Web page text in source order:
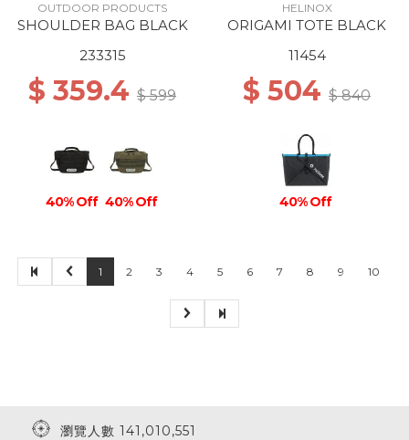
OUTDOOR PRODUCTS
SHOULDER BAG BLACK
233315
$ 359.4 $ 599
40% Off 40% Off
HELINOX
ORIGAMI TOTE BLACK
11454
$ 504 $ 840
40% Off
1 2 3 4 5 6 7 8 9 10
瀏覽人數 141,010,551